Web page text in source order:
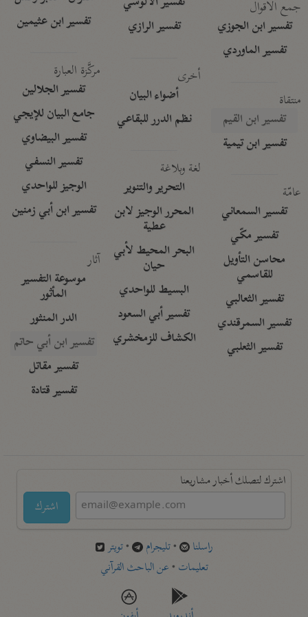
جمع الأقوال
تفسير ابن الجوزي
تفسير الماوردي
منتقاة
تفسير ابن القيم
تفسير ابن تيمية
عامّة
تفسير السمعاني
تفسير مكّي
محاسن التأويل
للقاسمي
تفسير الثعالبي
تفسير السمرقندي
تفسير الثعلبي
تفسير الرازي
أخرى
أضواء البيان
نظم الدرر للبقاعي
لغة وبلاغة
التحرير والتنوير
المحرر الوجيز لابن
عطية
البحر المحيط لأبي
حيان
البسيط للواحدي
تفسير أبي السعود
الكشاف للزمخشري
تفسير ابن عثيمين
مركَّزة العبارة
تفسير الجلالين
جامع البيان للإيجي
تفسير البيضاوي
تفسير النسفي
الوجيز للواحدي
تفسير ابن أبي زمنين
آثار
موسوعة التفسير
المأثور
الدر المنثور
تفسير ابن أبي حاتم
تفسير مقاتل
تفسير قتادة
اشترك لتصلك أخبار مشاريعنا
اشترك
راسلنا •تليجرام •تويتر
تعليمات •عن الباحث القرآني